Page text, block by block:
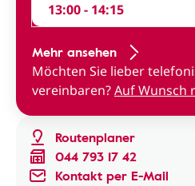
Routenplaner
044 793 17 42
Kontakt per E-Mail
13:00 - 14:15
Mehr ansehen
Möchten Sie lieber
vereinbaren?Auf Wunsch